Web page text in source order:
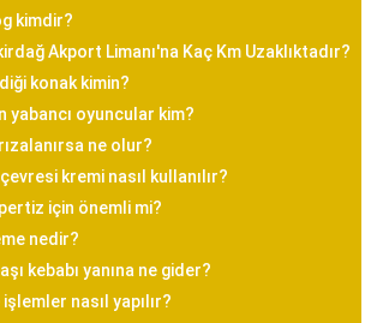
kimdir?
Akport Limanı'na Kaç Km Uzaklıktadır?
konak kimin?
yabancı oyuncular kim?
ne olur?
kremi nasıl kullanılır?
için önemli mi?
nedir?
kebabı yanına ne gider?
nasıl yapılır?